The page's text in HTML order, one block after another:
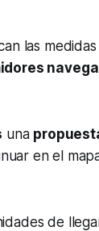
las
una
en el
de